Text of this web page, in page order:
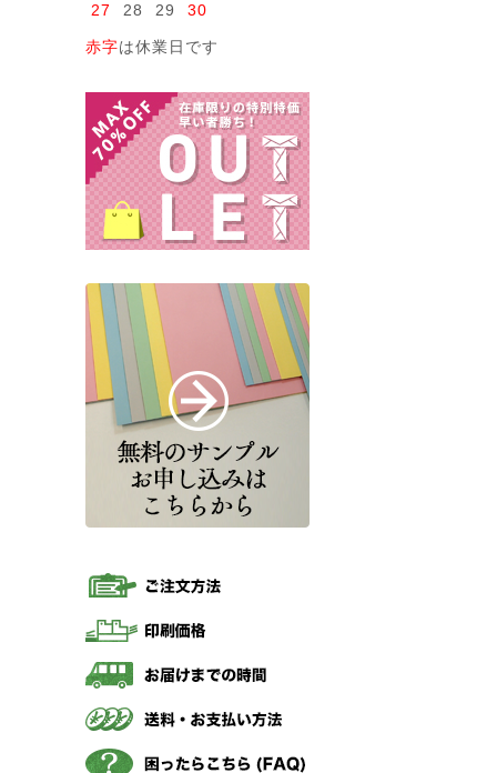
27
28 29 30
赤字は休業日です